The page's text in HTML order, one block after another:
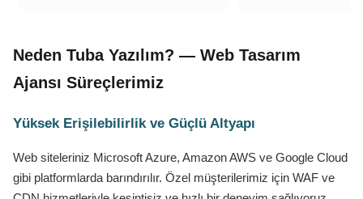
Neden Tuba Yazılım? — Web Tasarım
Ajansı Süreçlerimiz
Yüksek Erişilebilirlik ve Güçlü Altyapı
Web siteleriniz Microsoft Azure, Amazon AWS ve Google Cloud
gibi platformlarda barındırılır. Özel müşterilerimiz için WAF ve